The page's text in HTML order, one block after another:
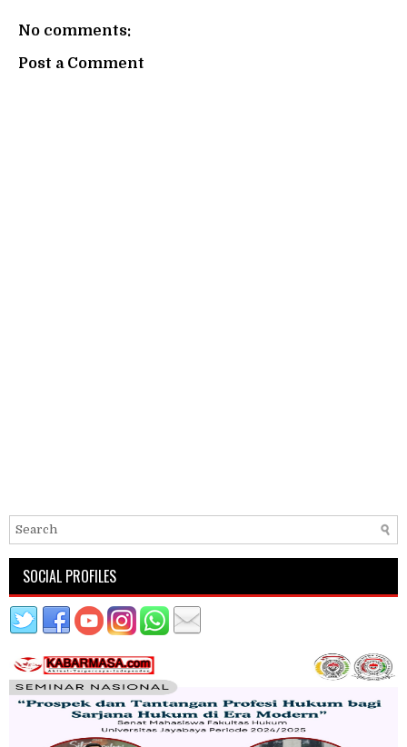
No comments:
Post a Comment
SOCIAL PROFILES